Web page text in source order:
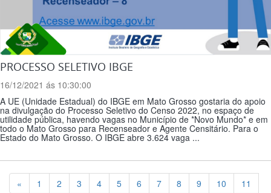
PROCESSO SELETIVO IBGE
16/12/2021 ás 10:30:00
A UE (Unidade Estadual) do IBGE em Mato Grosso gostaria do apoio
na divulgação do Processo Seletivo do Censo 2022, no espaço de
utilidade pública, havendo vagas no Município de *Novo Mundo* e em
todo o Mato Grosso para Recenseador e Agente Censitário. Para o
Estado do Mato Grosso. O IBGE abre 3.624 vaga ...
« Previous
1 2 3 4 5 6 7 8 9 10
11